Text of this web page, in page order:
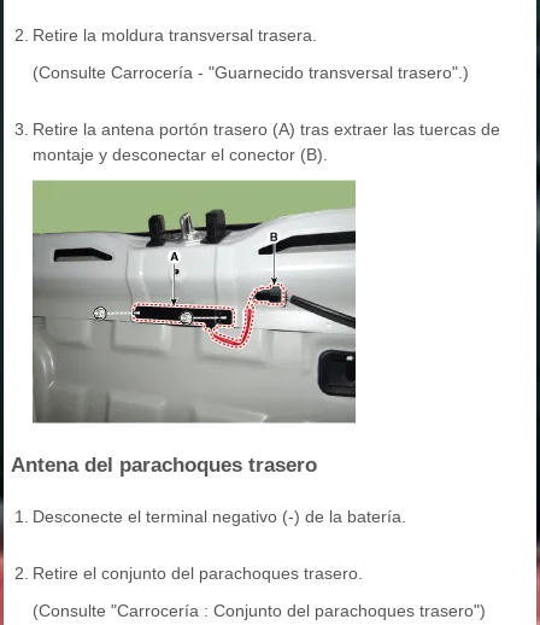
2. Retire la moldura transversal trasera.
(Consulte Carrocería - "Guarnecido transversal trasero".)
3. Retire la antena portón trasero (A) tras extraer las tuercas de
montaje y desconectar el conector (B).
Antena del parachoques trasero
1. Desconecte el terminal negativo (-) de la batería.
2. Retire el conjunto del parachoques trasero.
(Consulte "Carrocería : Conjunto del parachoques trasero")